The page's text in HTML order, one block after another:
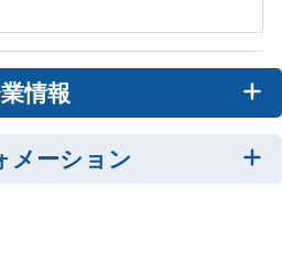
情報
メーション